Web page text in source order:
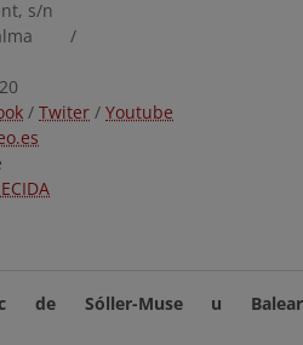
s/n
/
/ Twiter / Youtube
de Sóller-Muse
u Balear